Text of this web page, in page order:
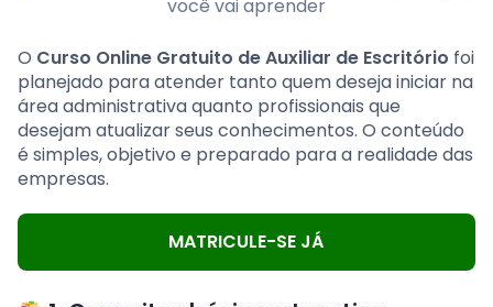
O Curso Online Gratuito de Auxiliar de Escritório foi
planejado para atender tanto quem deseja iniciar na
área administrativa quanto profissionais que
desejam atualizar seus conhecimentos. O conteúdo
é simples, objetivo e preparado para a realidade das
empresas.
MATRICULE-SE JÁ